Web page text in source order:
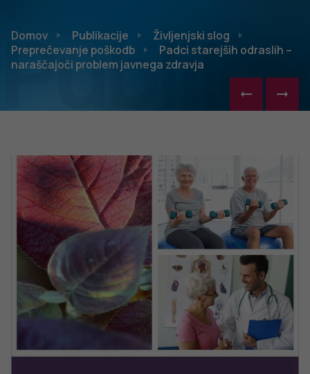
Domov Publikacije
Življenjski slog
Preprečevanje poškodb
Padci starejših odraslih –
naraščajoči problem javnega zdravja